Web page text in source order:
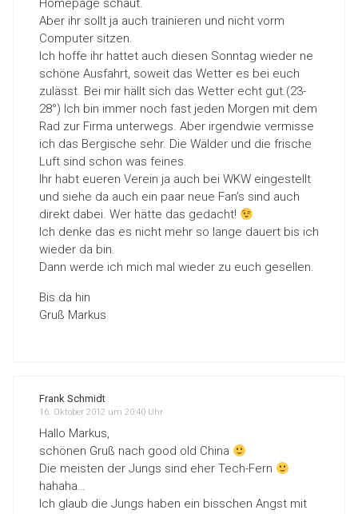
Homepage schaut.
Aber ihr sollt ja auch trainieren und nicht vorm
Computer sitzen.
Ich hoffe ihr hattet auch diesen Sonntag wieder ne
schöne Ausfahrt, soweit das Wetter es bei euch
zulässt. Bei mir hällt sich das Wetter echt gut.(23-
28°) Ich bin immer noch fast jeden Morgen mit dem
Rad zur Firma unterwegs. Aber irgendwie vermisse
ich das Bergische sehr. Die Wälder und die frische
Luft sind schon was feines.
Ihr habt eueren Verein ja auch bei WKW eingestellt
und siehe da auch ein paar neue Fan’s sind auch
direkt dabei. Wer hätte das gedacht!
Ich denke das es nicht mehr so lange dauert bis ich
wieder da bin.
Dann werde ich mich mal wieder zu euch gesellen.
Bis da hin
Gruß Markus
Frank Schmidt
16. Oktober 2012 um 20:40 Uhr
Hallo Markus,
schönen Gruß nach good old China
Die meisten der Jungs sind eher Tech-Fern
hahaha…
Ich glaub die Jungs haben ein bisschen Angst mit